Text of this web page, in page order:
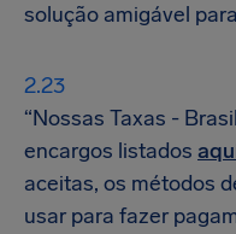
solução amigável
“Nossas Taxas -
encargos listados
aceitas, os métodos
usar para fazer